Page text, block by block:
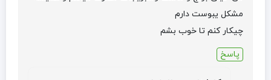
مشکل یبوست دارم
چیکار کنم تا خوب بشم
پاسخ